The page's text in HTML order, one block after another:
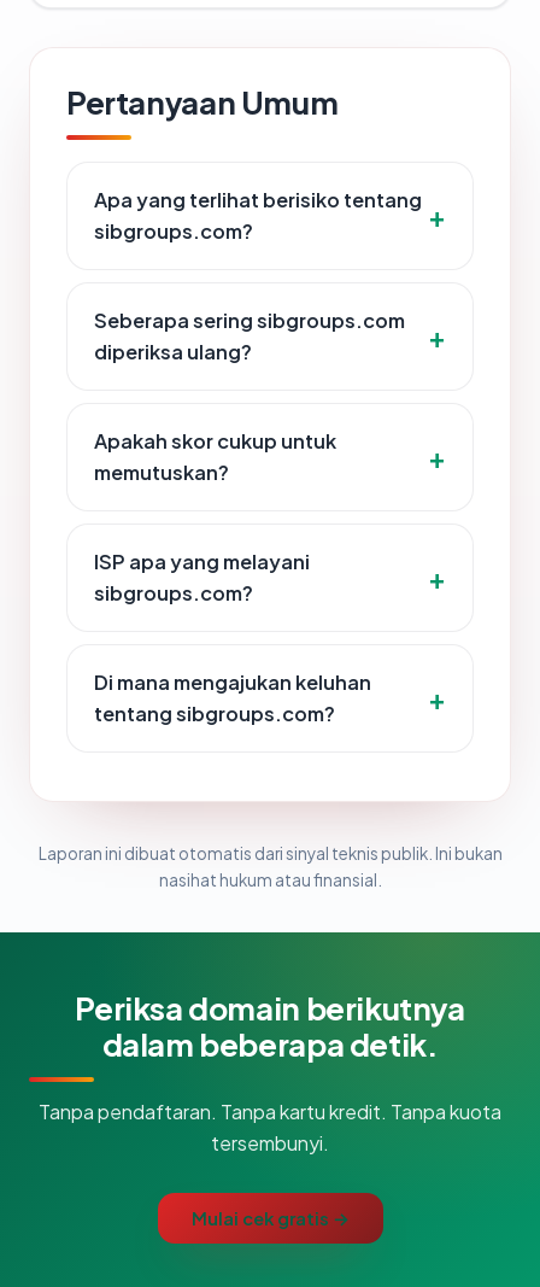
Pertanyaan Umum
Apa yang terlihat berisiko tentang
sibgroups.com?
Seberapa sering sibgroups.com
diperiksa ulang?
Apakah skor cukup untuk
memutuskan?
ISP apa yang melayani
sibgroups.com?
Di mana mengajukan keluhan
tentang sibgroups.com?
Laporan ini dibuat otomatis dari sinyal teknis publik. Ini bukan
nasihat hukum atau finansial.
Periksa domain berikutnya
dalam beberapa detik.
Tanpa pendaftaran. Tanpa kartu kredit. Tanpa kuota
tersembunyi.
Mulai cek gratis →